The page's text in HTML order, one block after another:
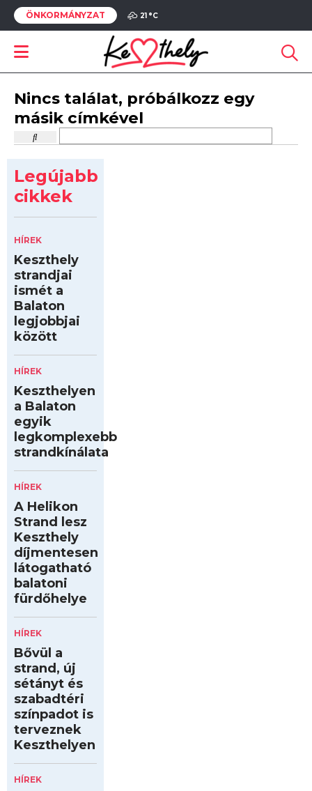
ÖNKORMÁNYZAT 21 °C
Nincs találat, próbálkozz egy
másik címkével
Legújabb
cikkek
HÍREK
Keszthely
strandjai
ismét a
Balaton
legjobbjai
között
HÍREK
Keszthelyen
a Balaton
egyik
legkomplexebb
strandkínálata
HÍREK
A Helikon
Strand lesz
Keszthely
díjmentesen
látogatható
balatoni
fürdőhelye
HÍREK
Bővül a
strand, új
sétányt és
szabadtéri
színpadot is
terveznek
Keszthelyen
HÍREK